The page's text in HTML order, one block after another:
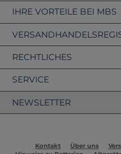
IHRE VORTEILE BEI MBS
RECHTLICHES
SERVICE
NEWSLETTER
Kontakt Über uns